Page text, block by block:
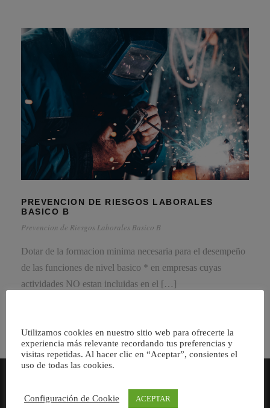
PREVENCION DE RIESGOS LABORALES
BASICO B
Prevencion de Riesgos Laborales Basico B
Dotar de la formacion minima necesaria para el desempeño
de las funciones de nivel basico * en empresas cuyas
actividades NO estan incluidas en el […]
Utilizamos cookies en nuestro sitio web para ofrecerte la
experiencia más relevante recordando tus preferencias y
visitas repetidas. Al hacer clic en “Aceptar”, consientes el
uso de todas las cookies.
Configuración de Cookie ACEPTAR